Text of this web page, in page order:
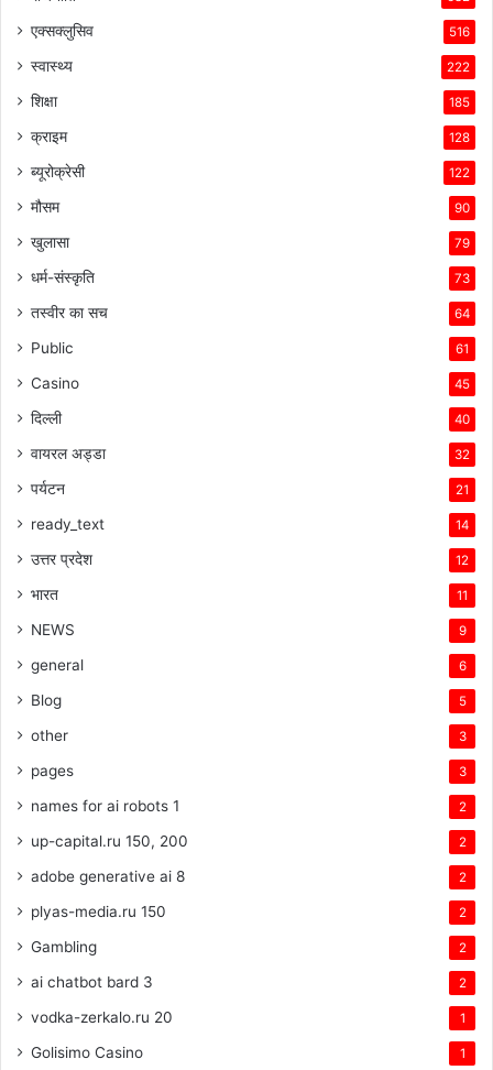
एक्सक्लुसिव 516
स्वास्थ्य 222
शिक्षा 185
क्राइम 128
ब्यूरोक्रेसी 122
मौसम 90
खुलासा 79
धर्म-संस्कृति 73
तस्वीर का सच 64
Public 61
Casino 45
दिल्ली 40
वायरल अड्डा 32
पर्यटन 21
ready_text 14
उत्तर प्रदेश 12
भारत 11
NEWS 9
general 6
Blog 5
other 3
pages 3
names for ai robots 1 2
up-capital.ru 150, 200 2
adobe generative ai 8 2
plyas-media.ru 150 2
Gambling 2
ai chatbot bard 3 2
vodka-zerkalo.ru 20 1
Golisimo Casino 1